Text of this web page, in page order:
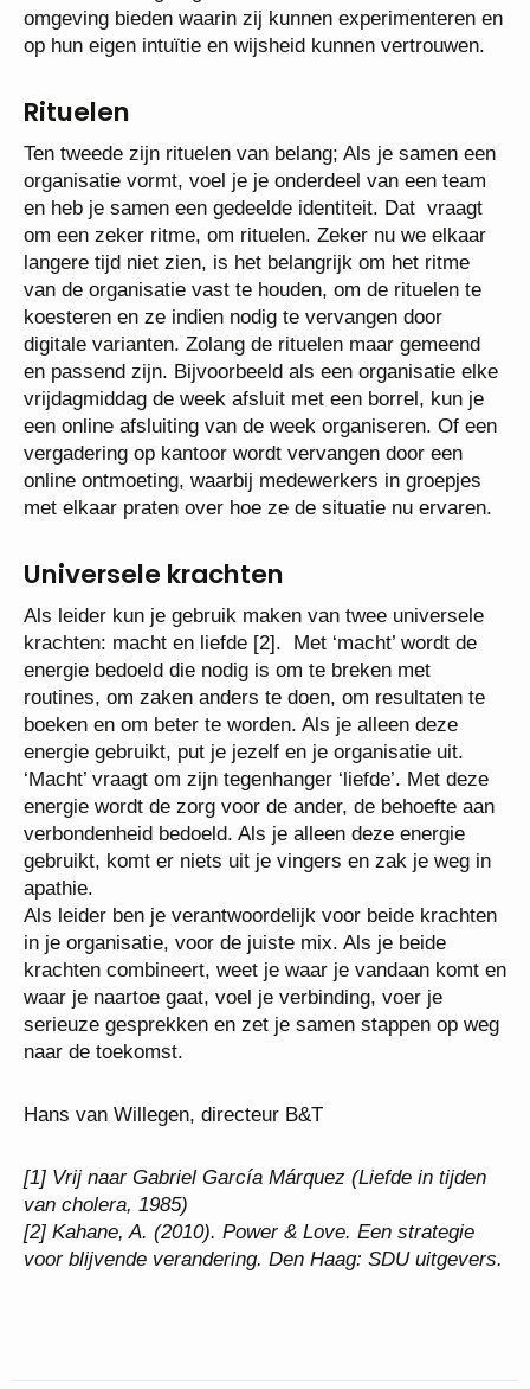
omgeving bieden waarin zij kunnen experimenteren en
op hun eigen intuïtie en wijsheid kunnen vertrouwen.
Rituelen
Ten tweede zijn rituelen van belang; Als je samen een
organisatie vormt, voel je je onderdeel van een team
en heb je samen een gedeelde identiteit. Dat vraagt
om een zeker ritme, om rituelen. Zeker nu we elkaar
langere tijd niet zien, is het belangrijk om het ritme
van de organisatie vast te houden, om de rituelen te
koesteren en ze indien nodig te vervangen door
digitale varianten. Zolang de rituelen maar gemeend
en passend zijn. Bijvoorbeeld als een organisatie elke
vrijdagmiddag de week afsluit met een borrel, kun je
een online afsluiting van de week organiseren. Of een
vergadering op kantoor wordt vervangen door een
online ontmoeting, waarbij medewerkers in groepjes
met elkaar praten over hoe ze de situatie nu ervaren.
Universele krachten
Als leider kun je gebruik maken van twee universele
krachten: macht en liefde [2]. Met ‘macht’ wordt de
energie bedoeld die nodig is om te breken met
routines, om zaken anders te doen, om resultaten te
boeken en om beter te worden. Als je alleen deze
energie gebruikt, put je jezelf en je organisatie uit.
‘Macht’ vraagt om zijn tegenhanger ‘liefde’. Met deze
energie wordt de zorg voor de ander, de behoefte aan
verbondenheid bedoeld. Als je alleen deze energie
gebruikt, komt er niets uit je vingers en zak je weg in
apathie.
Als leider ben je verantwoordelijk voor beide krachten
in je organisatie, voor de juiste mix. Als je beide
krachten combineert, weet je waar je vandaan komt en
waar je naartoe gaat, voel je verbinding, voer je
serieuze gesprekken en zet je samen stappen op weg
naar de toekomst.
Hans van Willegen, directeur B&T
[1] Vrij naar Gabriel García Márquez (Liefde in tijden
van cholera, 1985)
[2] Kahane, A. (2010). Power & Love. Een strategie
voor blijvende verandering. Den Haag: SDU uitgevers.